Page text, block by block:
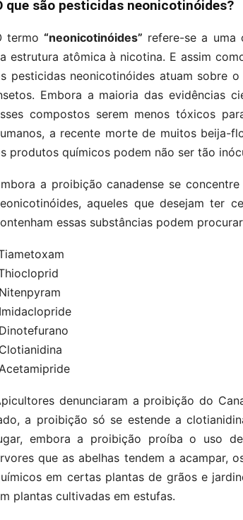
que são pesticidas neonicotinóides?
termo“neonicotinóides” refere-se a uma
estrutura atômica à nicotina. E assim
pesticidas neonicotinóides atuam sobre
Embora a maioria das evidências
compostos serem menos tóxicos
a recente morte de muitos beija-
produtos químicos podem não ser tão
a proibição canadense se
aqueles que desejam ter
essas substâncias podem
denunciaram a proibição do
a proibição só se estende a
embora a proibição proíba o uso
que as abelhas tendem a acampar,
em certas plantas de grãos e
plantas cultivadas em estufas.